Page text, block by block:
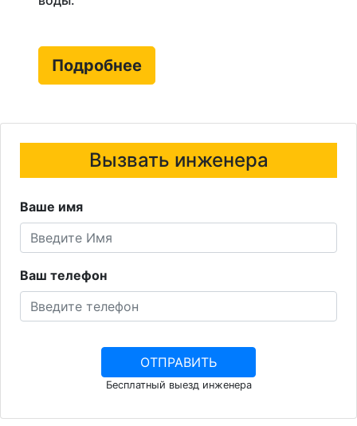
Подробнее
Вызвать инженера
Ваше имя
Ваш телефон
Бесплатный выезд инженера